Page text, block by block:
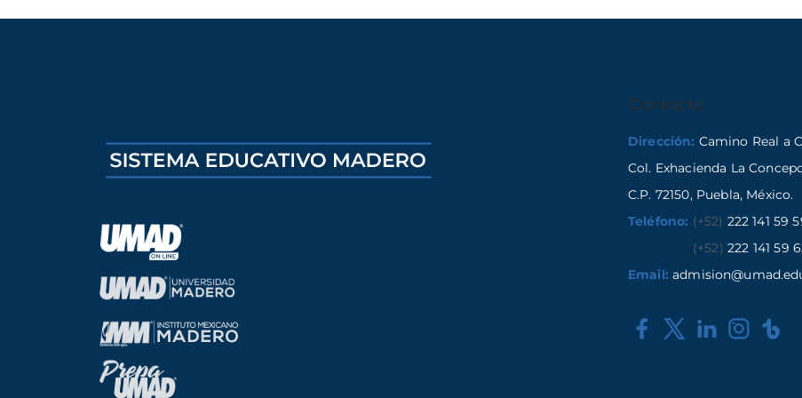
Contacto
Dirección: Camino Real a
Col. Exhacienda La
C.P. 72150, Puebla, México.
Teléfono: (+52) 222 141 59
(+52) 222 141 59
Email: